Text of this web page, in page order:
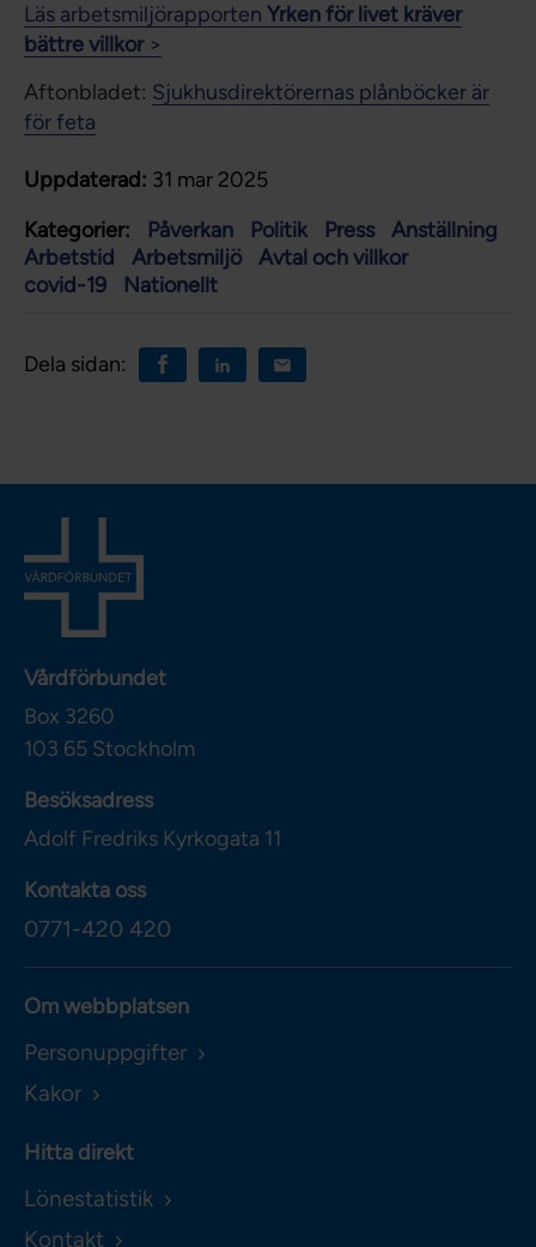
Läs arbetsmiljörapporten Yrken för livet kräver
bättre villkor>
Aftonbladet: Sjukhusdirektörernas plånböcker är
för feta
Uppdaterad: 31 mar 2025
Kategorier:
Påverkan Politik Press
Anställning
Arbetstid
Arbetsmiljö
Avtal och villkor
covid-19
Nationellt
Dela sidan:
Vårdförbundet
Box 3260
103 65 Stockholm
Besöksadress
Adolf Fredriks Kyrkogata 11
Kontakta oss
0771-420 420
Om webbplatsen
Personuppgifter
Kakor
Hitta direkt
Lönestatistik
Kontakt